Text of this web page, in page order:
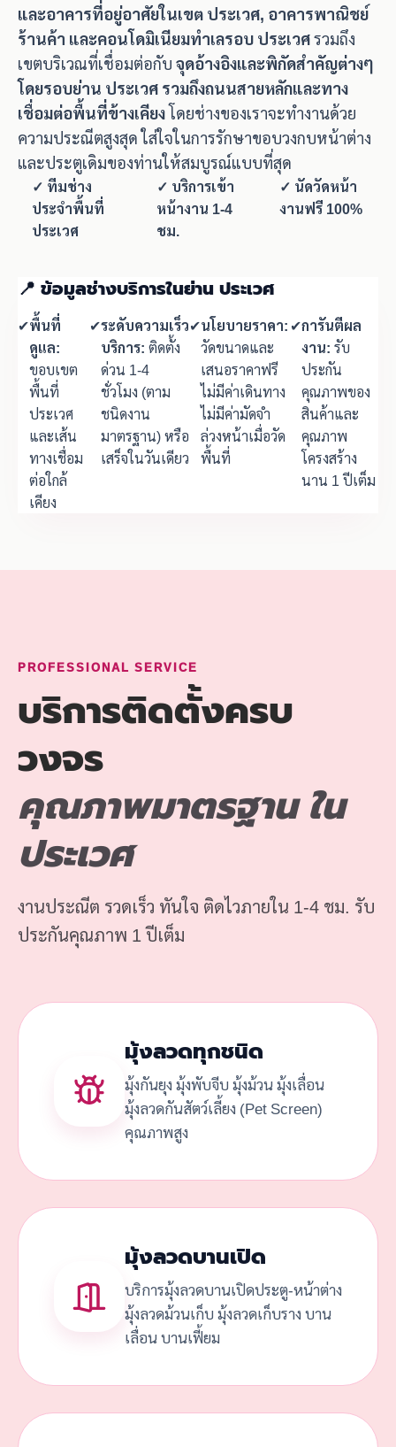
และอาคารที่อยู่อาศัยในเขต ประเวศ, อาคารพาณิชย์
ร้านค้า และคอนโดมิเนียมทำเลรอบ ประเวศรวมถึง
เขตบริเวณที่เชื่อมต่อกับ จุดอ้างอิงและพิกัดสำคัญต่างๆ
โดยรอบย่าน ประเวศ รวมถึงถนนสายหลักและทาง
เชื่อมต่อพื้นที่ข้างเคียงโดยช่างของเราจะทำงานด้วย
ความประณีตสูงสุด ใส่ใจในการรักษาขอบวงกบหน้าต่าง
และประตูเดิมของท่านให้สมบูรณ์แบบที่สุด
✓ ทีมช่าง
ประจำพื้นที่
ประเวศ
✓ บริการเข้า
หน้างาน 1-4
ชม.
✓ นัดวัดหน้า
งานฟรี 100%
📍 ข้อมูลช่างบริการในย่าน ประเวศ
✔พื้นที่
ดูแล:
ขอบเขต
พื้นที่
ประเวศ
และเส้น
ทางเชื่อม
ต่อใกล้
เคียง
✔ระดับความเร็ว
บริการ: ติดตั้ง
ด่วน 1-4
ชั่วโมง (ตาม
ชนิดงาน
มาตรฐาน) หรือ
เสร็จในวันเดียว
✔นโยบายราคา:
วัดขนาดและ
เสนอราคาฟรี
ไม่มีค่าเดินทาง
ไม่มีค่ามัดจำ
ล่วงหน้าเมื่อวัด
พื้นที่
✔การันตีผล
งาน: รับ
ประกัน
คุณภาพของ
สินค้าและ
คุณภาพ
โครงสร้าง
นาน 1 ปีเต็ม
PROFESSIONAL SERVICE
บริการติดตั้งครบ
วงจร
คุณภาพมาตรฐาน ใน
ประเวศ
งานประณีต รวดเร็ว ทันใจ ติดไวภายใน 1-4 ชม. รับ
ประกันคุณภาพ 1 ปีเต็ม
มุ้งลวดทุกชนิด
มุ้งกันยุง มุ้งพับจีบ มุ้งม้วน มุ้งเลื่อน
มุ้งลวดกันสัตว์เลี้ยง (Pet Screen)
คุณภาพสูง
มุ้งลวดบานเปิด
บริการมุ้งลวดบานเปิดประตู-หน้าต่าง
มุ้งลวดม้วนเก็บ มุ้งลวดเก็บราง บาน
เลื่อน บานเฟี้ยม